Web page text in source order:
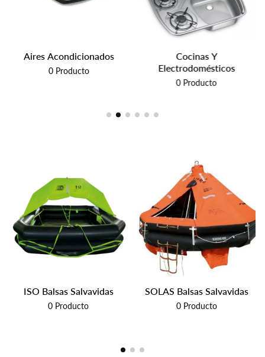
Aires Acondicionados
0Producto
Cocinas Y
Electrodomésticos
0Producto
ISO Balsas Salvavidas
0 Producto
SOLAS Balsas Salvavidas
0Producto